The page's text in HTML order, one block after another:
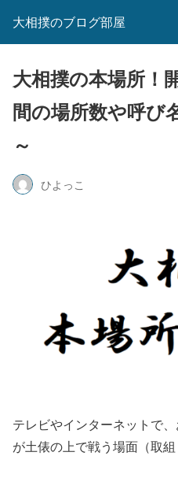
大相撲のブログ部屋
大相撲の本場所！
間の場所数や呼び
～
ひよっこ
テレビやインターネットで
が土俵の上で戦う場面（取